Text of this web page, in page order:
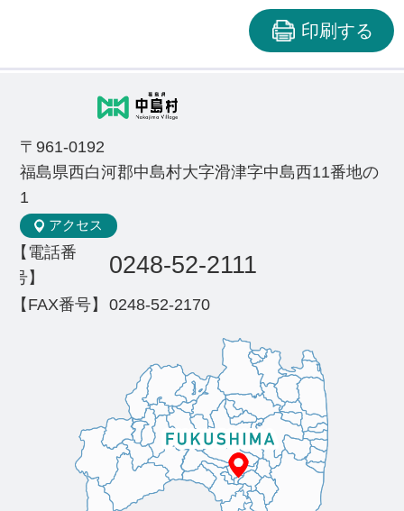
印刷する
〒961-0192
福島県西白河郡中島村大字滑津字中島西11番地の
1
アクセス
【電話番
号】
0248-52-2111
【FAX番号】 0248-52-2170